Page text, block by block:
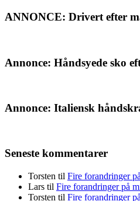
ANNONCE: Drivert efter
Annonce: Håndsyede sko
Annonce: Italiensk
Seneste kommentarer
Torsten til Fire forandringer
Lars til Fire forandringer på
Torsten til Fire forandringer